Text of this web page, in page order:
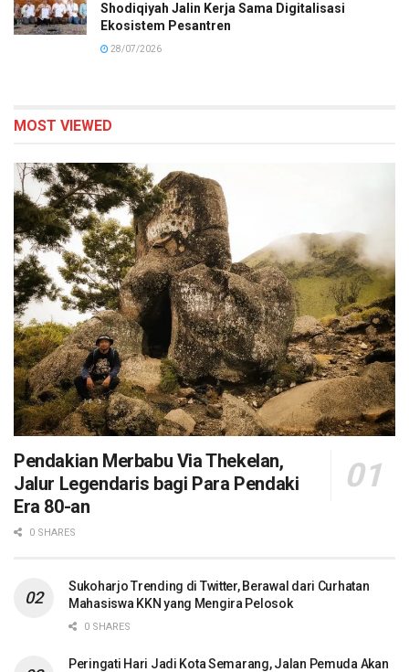
Shodiqiyah Jalin Kerja Sama Digitalisasi
Ekosistem Pesantren
28/07/2026
MOST VIEWED
Pendakian Merbabu Via Thekelan,
Jalur Legendaris bagi Para Pendaki
Era 80-an
0 SHARES
Sukoharjo Trending di Twitter, Berawal dari Curhatan
Mahasiswa KKN yang Mengira Pelosok
0 SHARES
Peringati Hari Jadi Kota Semarang, Jalan Pemuda Akan